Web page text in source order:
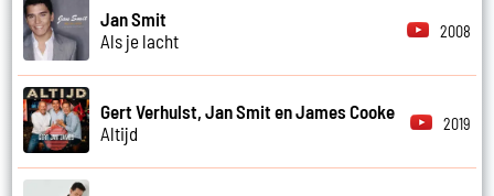
Jan Smit
Als je lacht
2008
Gert Verhulst, Jan Smit en James Cooke
Altijd
2019